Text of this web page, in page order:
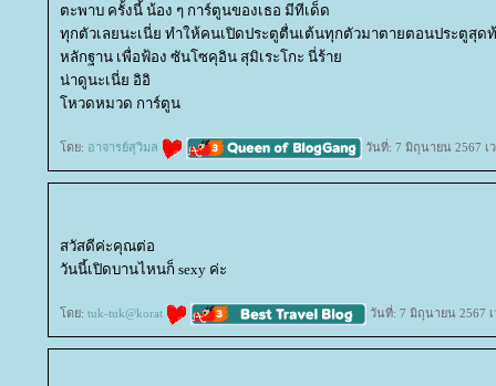
ตะพาบ ครั้งนี้ น้อง ๆ การ์ตูนของเธอ มีทีเด็ด
ทุกตัวเลยนะเนี่ย ทำให้คนเปิดประตูตื่นเต้นทุกตัวมาตายตอนประตูสุดท้
หลักฐาน เพื่อฟ้อง ซันโซคุอิน สุมิเระโกะ นี่ร้า
น่าดูนะเนี่ย อิอิ
หวดหมวด การ์ตูน
ดย: อาจารย์สุวิมล วันที่: 7 มิถุนายน 2567 เ
สวัสดีค่ะคุณต่อ
วันนี้เปิดบานไหนก็ sexy ค่ะ
ดย: tuk-tuk@korat วันที่: 7 มิถุนายน 2567